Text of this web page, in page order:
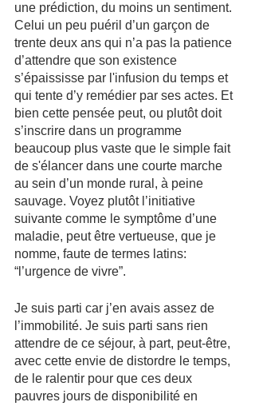
une prédiction, du moins un sentiment.
Celui un peu puéril d’un garçon de
trente deux ans qui n’a pas la patience
d’attendre que son existence
s’épaississe par l'infusion du temps et
qui tente d’y remédier par ses actes. Et
bien cette pensée peut, ou plutôt doit
s’inscrire dans un programme
beaucoup plus vaste que le simple fait
de s'élancer dans une courte marche
au sein d’un monde rural, à peine
sauvage. Voyez plutôt l’initiative
suivante comme le symptôme d’une
maladie, peut être vertueuse, que je
nomme, faute de termes latins:
“l’urgence de vivre”.
Je suis parti car j’en avais assez de
l’immobilité. Je suis parti sans rien
attendre de ce séjour, à part, peut-être,
avec cette envie de distordre le temps,
de le ralentir pour que ces deux
pauvres jours de disponibilité en